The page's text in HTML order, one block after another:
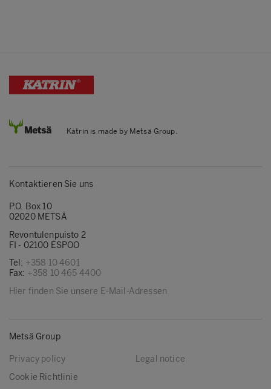
Katrin is made by Metsä Group.
Kontaktieren Sie uns
P.O. Box 10
02020 METSÄ
Revontulenpuisto 2
FI - 02100 ESPOO
Tel: +358 10 4601
Fax: +358 10 465 4400
Hier finden Sie unsere E-Mail-Adressen
Metsä Group
Privacy policy
Legal notice
Cookie Richtlinie